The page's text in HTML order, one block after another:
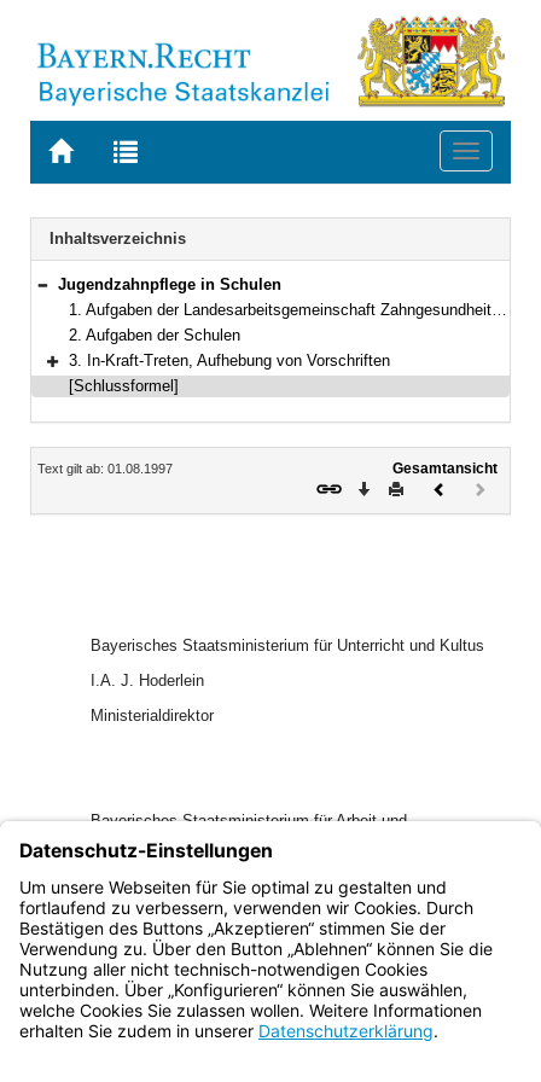
Zur
BAYERN.RECHT
Zur
letzten
Suche
Toggle
Navigation
Inhaltsverzeichnis
Bereich reduzieren
Jugendzahnpflege in Schulen
1. Aufgaben der Landesarbeitsgemeinschaft Zahngesundheit e. V. (LAGZ)
2. Aufgaben der Schulen
Bereich erweitern
3. In-Kraft-Treten, Aufhebung von Vorschriften
[Schlussformel]
Inhalt
Text gilt ab: 01.08.1997
Gesamtansicht
Download
DruckenVorheriges
Bayerisches Staatsministerium für Unterricht und Kultus
I.A. J. Hoderlein
Ministerialdirektor
Bayerisches Staatsministerium für Arbeit und
Sozialordnung, Familie, Frauen und Gesundheit
I.A. Müller
Ministerialdirektor
Bayern.de
BayernPortal